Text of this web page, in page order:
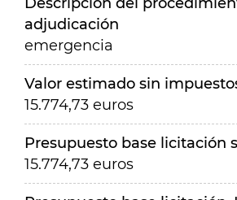
adjudicación
emergencia
Valor estimado sin
15.774,73 euros
Presupuesto base licitación
15.774,73 euros